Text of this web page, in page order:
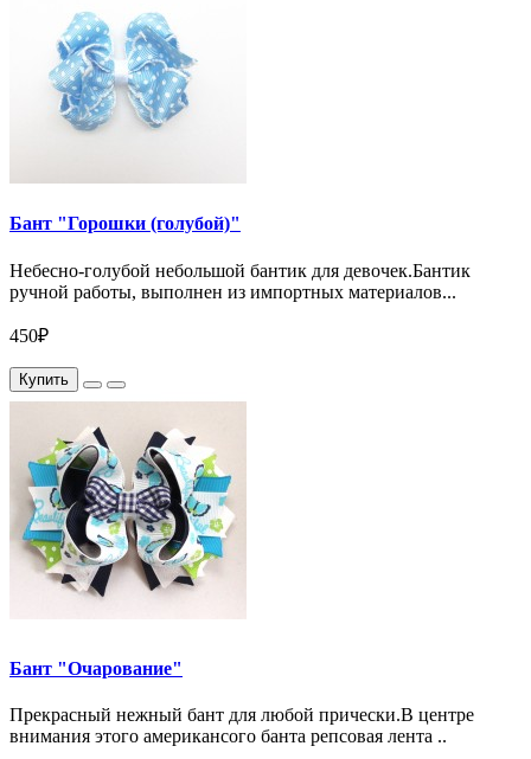
Бант "Горошки (голубой)"
Небесно-голубой небольшой бантик для девочек.Бантик
ручной работы, выполнен из импортных материалов...
450₽
Купить
Бант "Очарование"
Прекрасный нежный бант для любой прически.В центре
внимания этого американсого банта репсовая лента ..